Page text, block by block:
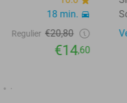
18 min.
Regulier €20,80
€14,60